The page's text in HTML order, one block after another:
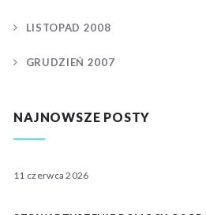
LISTOPAD 2008
GRUDZIEŃ 2007
NAJNOWSZE POSTY
11 czerwca 2026